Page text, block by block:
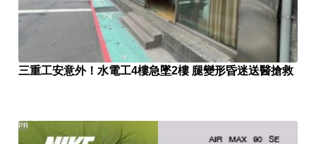
三重工安意外！水電工4樓急墜2樓 腿變形昏迷送醫搶救
PR